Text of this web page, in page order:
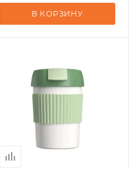
В КОРЗИНУ